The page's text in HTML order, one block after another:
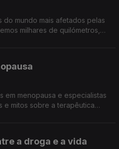
do mundo mais afetados pelas
milhares de quilómetros,
em menopausa e especialistas
e mitos sobre a terapêutica
a droga e a vida